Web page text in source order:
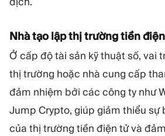
Nhà tạo lập thị trường tiền
Ở cấp độ tài sản kỹ thuật số, vai
thị trường hoặc nhà cung cấp
đảm nhiệm bởi các công ty như
Jump Crypto, giúp giảm thiểu sự
của thị trường tiền điện tử và